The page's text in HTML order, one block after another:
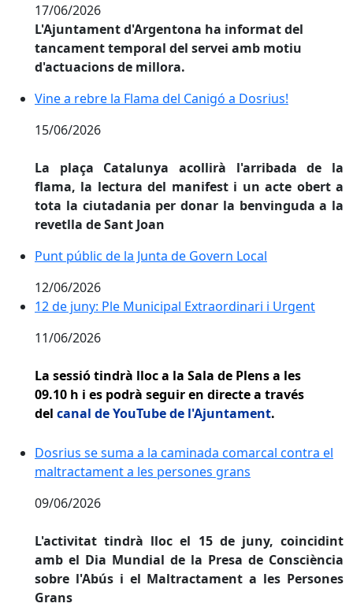
17/06/2026
L'Ajuntament d'Argentona ha informat del
tancament temporal del servei amb motiu
d'actuacions de millora.
Vine a rebre la Flama del Canigó a Dosrius!
Vine a rebre la Flama del Canigó a Dosrius!
15/06/2026
La plaça Catalunya acollirà l'arribada de la
flama, la lectura del manifest i un acte obert a
tota la ciutadania per donar la benvinguda a la
revetlla de Sant Joan
Punt públic de la Junta de Govern Local
Punt públic de la Junta de Govern Local
12/06/2026
12 de juny: Ple Municipal Extraordinari i Urgent
12 de juny: Ple Municipal Extraordinari i Urgent
11/06/2026
La sessió tindrà lloc a la Sala de Plens a les
09.10 h i es podrà seguir en directe a través
del canal de YouTube de l'Ajuntament.
Dosrius se suma a la caminada comarcal contra el
Dosrius se suma a la caminada comarcal contra el
maltractament a les persones grans
09/06/2026
L'activitat tindrà lloc el 15 de juny, coincidint
amb el Dia Mundial de la Presa de Consciència
sobre l'Abús i el Maltractament a les Persones
Grans